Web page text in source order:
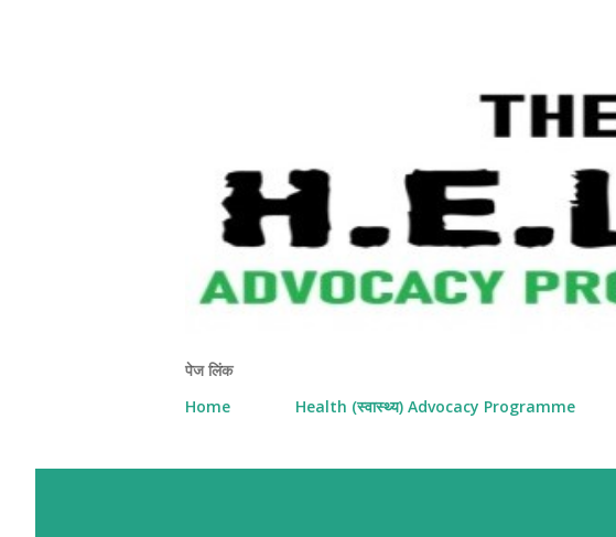
पेज लिंक
Home
Health (स्वास्थ्य) Advocacy Programme